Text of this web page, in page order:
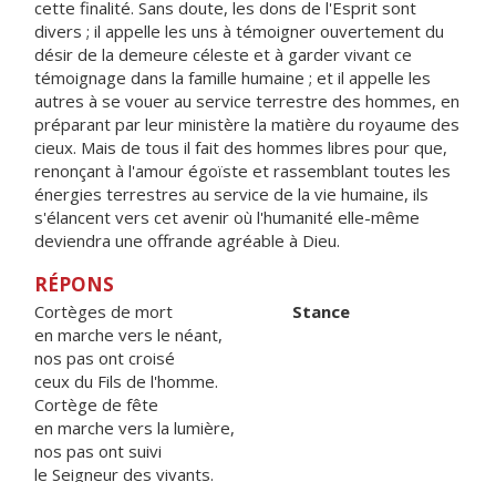
cette finalité. Sans doute, les dons de l'Esprit sont
divers ; il appelle les uns à témoigner ouvertement du
désir de la demeure céleste et à garder vivant ce
témoignage dans la famille humaine ; et il appelle les
autres à se vouer au service terrestre des hommes, en
préparant par leur ministère la matière du royaume des
cieux. Mais de tous il fait des hommes libres pour que,
renonçant à l'amour égoïste et rassemblant toutes les
énergies terrestres au service de la vie humaine, ils
s'élancent vers cet avenir où l'humanité elle-même
deviendra une offrande agréable à Dieu.
RÉPONS
Cortèges de mort Stance
en marche vers le néant,
nos pas ont croisé
ceux du Fils de l'homme.
Cortège de fête
en marche vers la lumière,
nos pas ont suivi
le Seigneur des vivants.